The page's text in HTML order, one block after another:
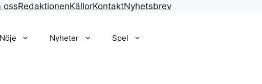
ossRedaktionenKällorKontaktNyhetsbrev
Nöje Nyheter Spel